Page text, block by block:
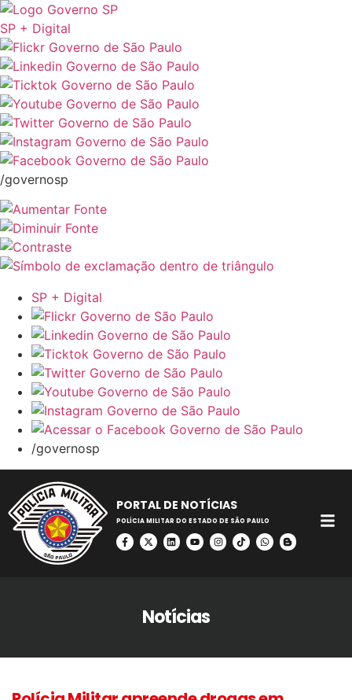
SP + Digital
/governosp
SP + Digital
/governosp
PORTAL DE NOTÍCIAS
POLÍCIA MILITAR DO ESTADO DE SÃO PAULO
Notícias